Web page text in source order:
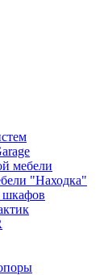
мебели
"Находка"